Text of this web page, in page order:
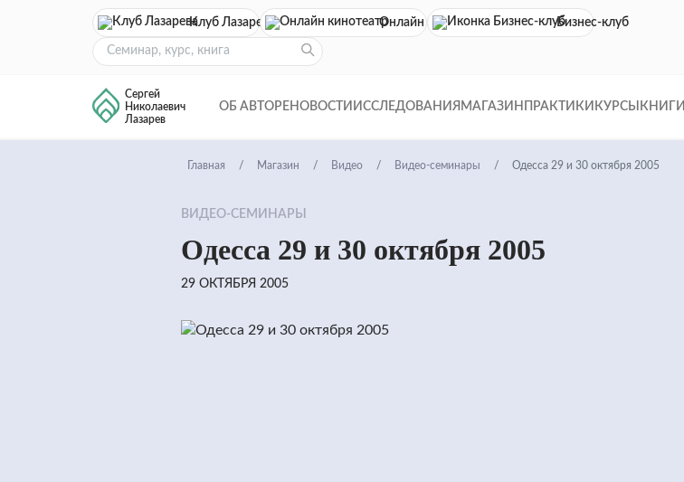
Клуб Лазарева Онлайн кинотеатр
Бизнес-клуб
Сергей
Николаевич
Лазарев
ОБ АВТОРЕ НОВОСТИ ИССЛЕДОВАНИЯ МАГАЗИН ПРАКТИКИ КУРСЫ КНИГИ
Главная Магазин Видео Видео-семинары Одесса 29 и 30 октября 2005
ВИДЕО-СЕМИНАРЫ
Одесса 29 и 30 октября 2005
29 ОКТЯБРЯ 2005